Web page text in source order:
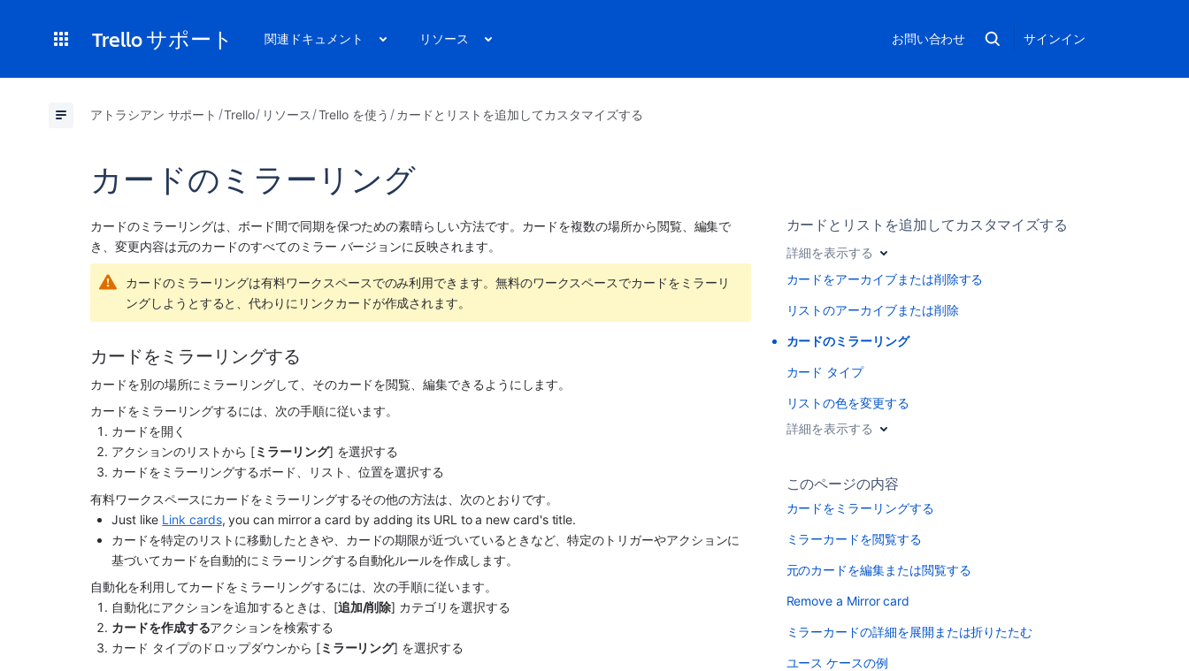
Trello サポート 関連ドキュメント リソース お問い合わせ サインイン
アトラシアン サポート Trello リソース Trello を使う カードとリストを追加してカスタマイズする
カードのミラーリング
カードのミラーリングは、ボード間で同期を保つための素晴らしい方法です。カードを複数の場所から閲覧、編集で
き、変更内容は元のカードのすべてのミラー バージョンに反映されます。
カードのミラーリングは有料ワークスペースでのみ利用できます。無料のワークスペースでカードをミラーリ
ングしようとすると、代わりにリンクカードが作成されます。
カードをミラーリングする
カードを別の場所にミラーリングして、そのカードを閲覧、編集できるようにします。
カードをミラーリングするには、次の手順に従います。
カードを開く
アクションのリストから [ミラーリング] を選択する
カードをミラーリングするボード、リスト、位置を選択する
有料ワークスペースにカードをミラーリングするその他の方法は、次のとおりです。
Just like Link cards, you can mirror a card by adding its URL to a new card's title.
カードを特定のリストに移動したときや、カードの期限が近づいているときなど、特定のトリガーやアクションに
基づいてカードを自動的にミラーリングする自動化ルールを作成します。
自動化を利用してカードをミラーリングするには、次の手順に従います。
自動化にアクションを追加するときは、[追加/削除] カテゴリを選択する
カードを作成するアクションを検索する
カード タイプのドロップダウンから [ミラーリング] を選択する
カードとリストを追加してカスタマイズする
詳細を表示する
カードをアーカイブまたは削除する
リストのアーカイブまたは削除
カードのミラーリング
カード タイプ
リストの色を変更する
詳細を表示する
このページの内容
カードをミラーリングする
ミラーカードを閲覧する
元のカードを編集または閲覧する
Remove a Mirror card
ミラーカードの詳細を展開または折りたたむ
ユース ケースの例